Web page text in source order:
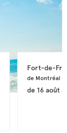
Fort-de-
de Montréal
de 16 août